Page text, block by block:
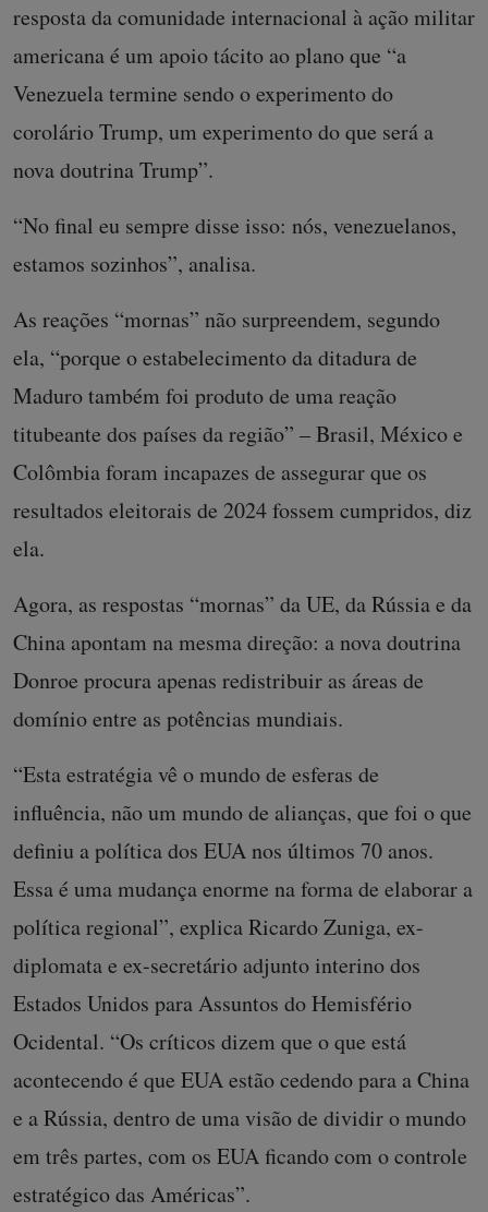
resposta da comunidade internacional à ação militar
americana é um apoio tácito ao plano que “a
Venezuela termine sendo o experimento do
corolário Trump, um experimento do que será a
nova doutrina Trump”.
“No final eu sempre disse isso: nós, venezuelanos,
estamos sozinhos”, analisa.
As reações “mornas” não surpreendem, segundo
ela, “porque o estabelecimento da ditadura de
Maduro também foi produto de uma reação
titubeante dos países da região” – Brasil, México e
Colômbia foram incapazes de assegurar que os
resultados eleitorais de 2024 fossem cumpridos, diz
ela.
Agora, as respostas “mornas” da UE, da Rússia e da
China apontam na mesma direção: a nova doutrina
Donroe procura apenas redistribuir as áreas de
domínio entre as potências mundiais.
“Esta estratégia vê o mundo de esferas de
influência, não um mundo de alianças, que foi o que
definiu a política dos EUA nos últimos 70 anos.
Essa é uma mudança enorme na forma de elaborar a
política regional”, explica Ricardo Zuniga, ex-
diplomata e ex-secretário adjunto interino dos
Estados Unidos para Assuntos do Hemisfério
Ocidental. “Os críticos dizem que o que está
acontecendo é que EUA estão cedendo para a China
e a Rússia, dentro de uma visão de dividir o mundo
em três partes, com os EUA ficando com o controle
estratégico das Américas”.